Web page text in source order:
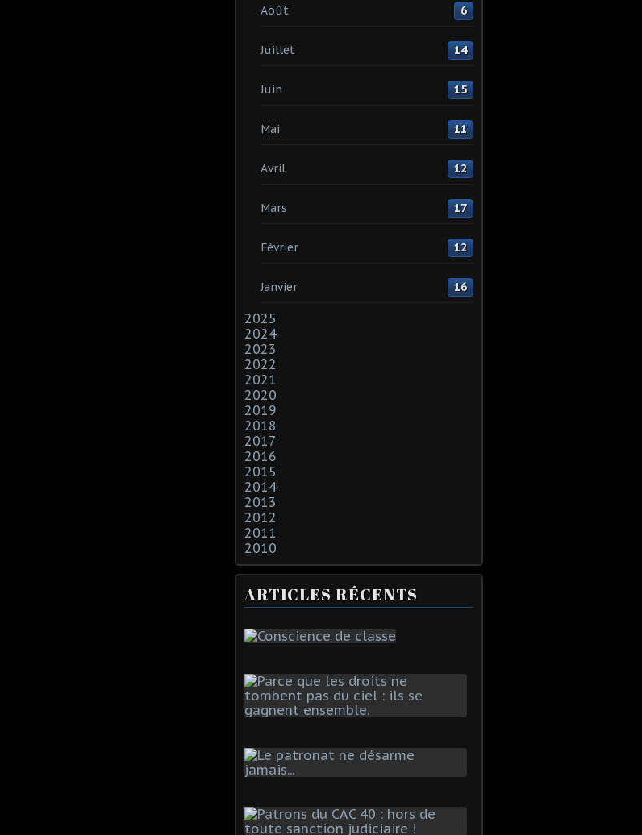
Août 6
Juillet 14
Juin 15
Mai 11
Avril 12
Mars 17
Février 12
Janvier 16
2025
2024
2023
2022
2021
2020
2019
2018
2017
2016
2015
2014
2013
2012
2011
2010
ARTICLES RÉCENTS